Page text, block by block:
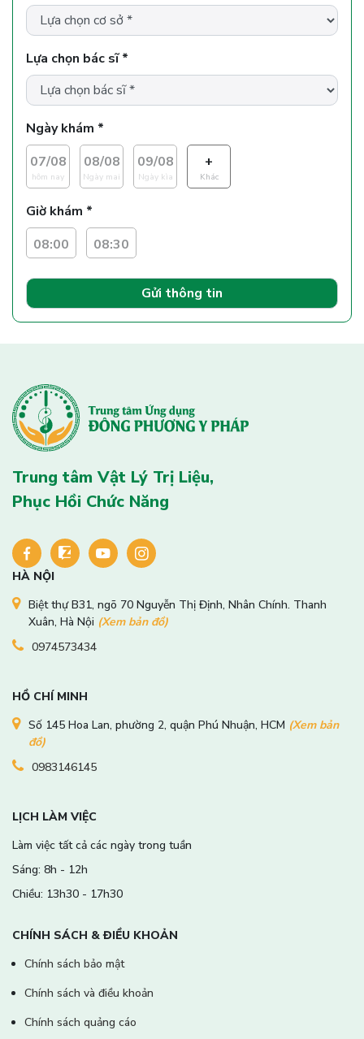
Lựa chọn bác sĩ *
Ngày khám *
07/08
hôm nay
08/08
Ngày mai
09/08
Ngày kìa
+
Khác
Giờ khám *
08:00
08:30
Gửi thông tin
Trung tâm Vật Lý Trị Liệu,
Phục Hồi Chức Năng
HÀ NỘI
Biệt thự B31, ngõ 70 Nguyễn Thị Định, Nhân Chính. Thanh
Xuân, Hà Nội (Xem bản đồ)
0974573434
HỒ CHÍ MINH
Số 145 Hoa Lan, phường 2, quận Phú Nhuận, HCM (Xem bản
đồ)
0983146145
LỊCH LÀM VIỆC
Làm việc tất cả các ngày trong tuần
Sáng: 8h - 12h
Chiều: 13h30 - 17h30
CHÍNH SÁCH & ĐIỀU KHOẢN
Chính sách bảo mật
Chính sách và điều khoản
Chính sách quảng cáo